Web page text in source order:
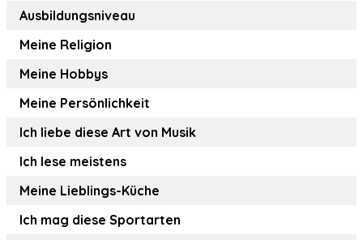
Ausbildungsniveau
Meine Religion
Meine Hobbys
Meine Persönlichkeit
Ich liebe diese Art von Musik
Ich lese meistens
Meine Lieblings-Küche
Ich mag diese Sportarten